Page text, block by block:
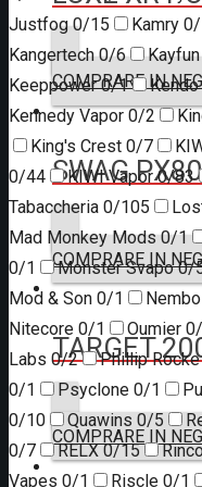
COMPRARE IN
SWAG
COMPRARE IN
TARGET
COMPRARE IN
Justfog0/15 Kamry 0/
Kangertech0/6
Keeppower0/1 Kendo
Kennedy Vapor0/2
King's Crest 0/7
0/44
KIWI Vapor0/83
Tabaccheria 0/105
Mad Monkey Mods0/1
0/1
Monster Svapo0/
Mod & Son 0/1 Nembo
Nitecore 0/1 Oumier
Labs 0/2 Phillip
0/1
Psyclone 0/1
0/10
Quawins 0/5
0/7
RELX0/15
Vapes 0/1 Riscle 0/1